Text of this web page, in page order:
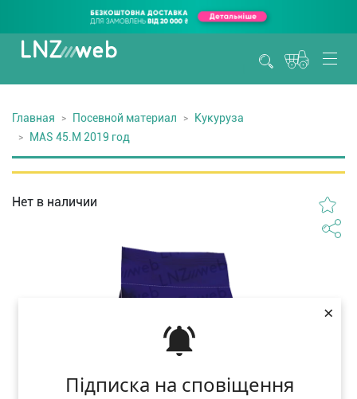
Підписка на сповіщення
×
Главная Посевной материал
Кукуруза
МАS 45.М 2019 год
Нет в наличии